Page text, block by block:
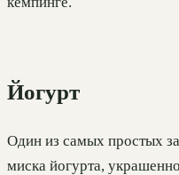
Йогурт
Один из самых простых
миска йогурта,